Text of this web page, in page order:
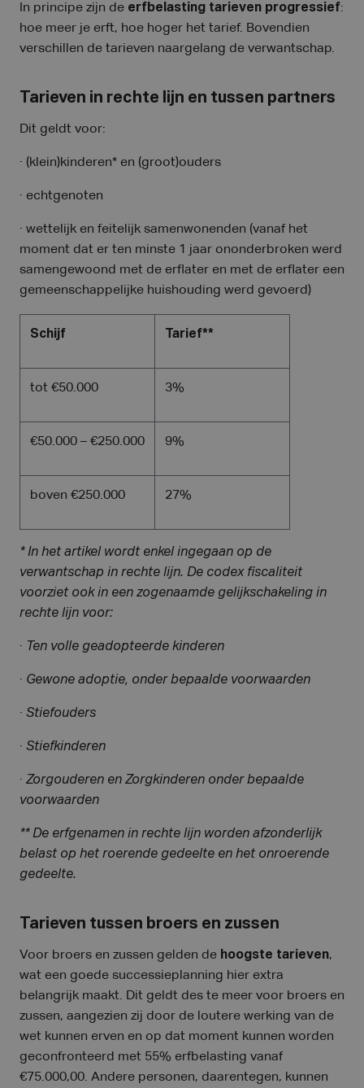
In principe zijn de erfbelasting tarieven progressief:
hoe meer je erft, hoe hoger het tarief. Bovendien
verschillen de tarieven naargelang de verwantschap.
Tarieven in rechte lijn en tussen partners
Dit geldt voor:
· (klein)kinderen* en (groot)ouders
· echtgenoten
· wettelijk en feitelijk samenwonenden (vanaf het
moment dat er ten minste 1 jaar ononderbroken werd
samengewoond met de erflater en met de erflater een
gemeenschappelijke huishouding werd gevoerd)
Schijf Tarief**
tot €50.000 3%
€50.000 – €250.000 9%
boven €250.000 27%
* In het artikel wordt enkel ingegaan op de
verwantschap in rechte lijn. De codex fiscaliteit
voorziet ook in een zogenaamde gelijkschakeling in
rechte lijn voor:
· Ten volle geadopteerde kinderen
· Gewone adoptie, onder bepaalde voorwaarden
· Stiefouders
· Stiefkinderen
· Zorgouderen en Zorgkinderen onder bepaalde
voorwaarden
** De erfgenamen in rechte lijn worden afzonderlijk
belast op het roerende gedeelte en het onroerende
gedeelte.
Tarieven tussen broers en zussen
Voor broers en zussen gelden de hoogste tarieven,
wat een goede successieplanning hier extra
belangrijk maakt. Dit geldt des te meer voor broers en
zussen, aangezien zij door de loutere werking van de
wet kunnen erven en op dat moment kunnen worden
geconfronteerd met 55% erfbelasting vanaf
€75.000,00. Andere personen, daarentegen, kunnen